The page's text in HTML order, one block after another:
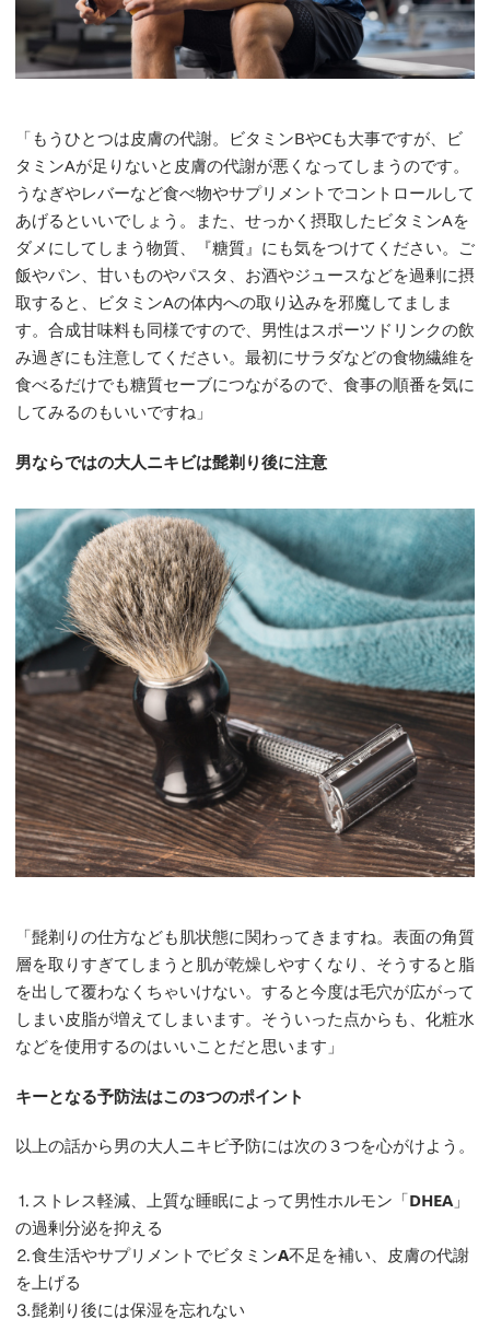
「もうひとつは皮膚の代謝。ビタミンBやCも大事ですが、ビ
タミンAが足りないと皮膚の代謝が悪くなってしまうのです。
うなぎやレバーなど食べ物やサプリメントでコントロールして
あげるといいでしょう。また、せっかく摂取したビタミンAを
ダメにしてしまう物質、『糖質』にも気をつけてください。ご
飯やパン、甘いものやパスタ、お酒やジュースなどを過剰に摂
取すると、ビタミンAの体内への取り込みを邪魔してましま
す。合成甘味料も同様ですので、男性はスポーツドリンクの飲
み過ぎにも注意してください。最初にサラダなどの食物繊維を
食べるだけでも糖質セーブにつながるので、食事の順番を気に
してみるのもいいですね」
男ならではの大人ニキビは髭剃り後に注意
「髭剃りの仕方なども肌状態に関わってきますね。表面の角質
層を取りすぎてしまうと肌が乾燥しやすくなり、そうすると脂
を出して覆わなくちゃいけない。すると今度は毛穴が広がって
しまい皮脂が増えてしまいます。そういった点からも、化粧水
などを使用するのはいいことだと思います」
キーとなる予防法はこの3つのポイント
以上の話から男の大人ニキビ予防には次の３つを心がけよう。
⒈ストレス軽減、上質な睡眠によって男性ホルモン「DHEA 」
の過剰分泌を抑える
⒉食生活やサプリメントでビタミンA不足を補い、皮膚の代謝
を上げる
⒊髭剃り後には保湿を忘れない